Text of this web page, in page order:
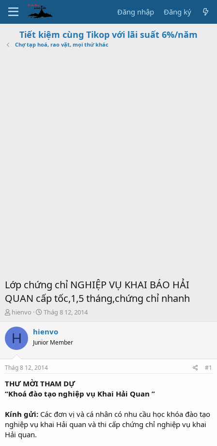
Đăng nhập Đăng ký
Tiết kiệm cùng Tikop với lãi suất 6%/năm
Chợ tạp hoá, rao vặt, mọi thứ khác
Lớp chứng chỉ NGHIỆP VỤ KHAI BÁO HẢI
QUAN cấp tốc,1,5 tháng,chứng chỉ nhanh
T
r
e
a
s
t
a
r
t
r
hienvo
S
a
t
a
t
e
Thág 8 12, 2014
H hienvo
Junior Member
Thág 8 12, 2014 #1
THƯ MỜI THAM DỰ
“Khoá đào tạo nghiệp vụ Khai Hải Quan ”
Kính gửi: Các đơn vị và cá nhân có nhu cầu học khóa đào tạo
nghiệp vụ khai Hải quan và thi cấp chứng chỉ nghiệp vụ khai
Hải quan.